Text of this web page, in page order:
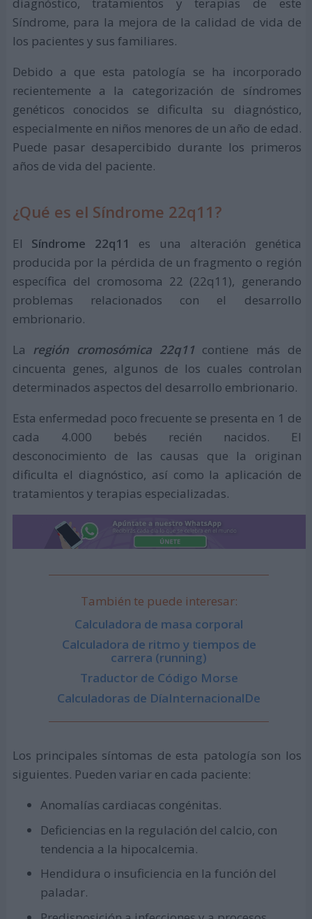
diagnóstico, tratamientos y terapias de este
Síndrome, para la mejora de la calidad de vida de
los pacientes y sus familiares.
Debido a que esta patología se ha incorporado
recientemente a la categorización de síndromes
genéticos conocidos se dificulta su diagnóstico,
especialmente en niños menores de un año de edad.
Puede pasar desapercibido durante los primeros
años de vida del paciente.
¿Qué es el Síndrome 22q11?
El Síndrome 22q11
es una alteración genética
producida por la pérdida de un fragmento o región
específica del cromosoma 22 (22q11), generando
problemas relacionados con el desarrollo
embrionario.
La región cromosómica 22q11 contiene más de
cincuenta genes, algunos de los cuales controlan
determinados aspectos del desarrollo embrionario.
Esta enfermedad poco frecuente se presenta en 1 de
cada 4.000 bebés recién nacidos. El
desconocimiento de las causas que la originan
dificulta el diagnóstico, así como la aplicación de
tratamientos y terapias especializadas.
También te puede interesar:
Calculadora de masa corporal
Calculadora de ritmo y tiempos de
carrera (running)
Traductor de Código Morse
Calculadoras de DíaInternacionalDe
Los principales síntomas de esta patología son los
siguientes. Pueden variar en cada paciente:
Anomalías cardiacas congénitas.
Deficiencias en la regulación del calcio, con
tendencia a la hipocalcemia.
Hendidura o insuficiencia en la función del
paladar.